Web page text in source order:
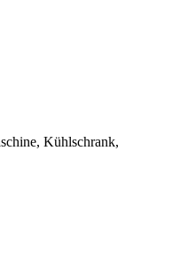
Kühlschrank,